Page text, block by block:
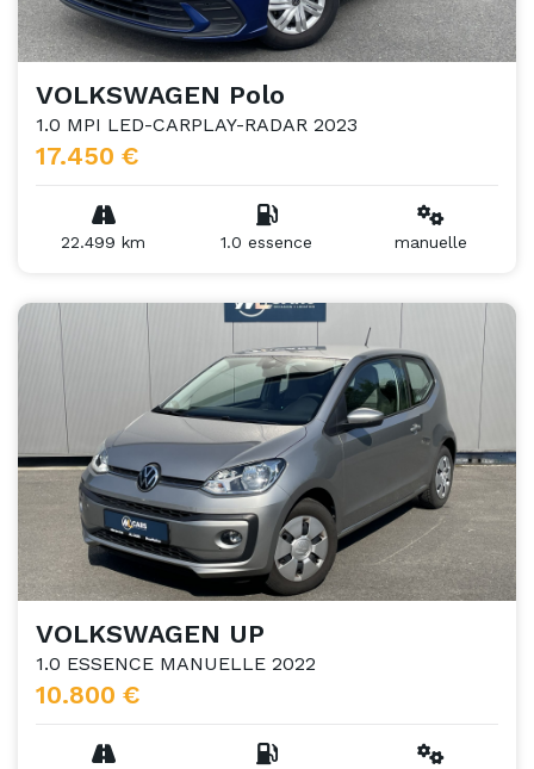
VOLKSWAGEN Polo
1.0 MPI LED-CARPLAY-RADAR 2023
17.450 €
22.499 km 1.0 essence manuelle
VOLKSWAGEN UP
1.0 ESSENCE MANUELLE 2022
10.800 €